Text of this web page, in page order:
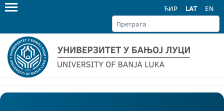
ЋИР LAT EN